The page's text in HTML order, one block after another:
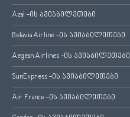
Azal -ის ავიაბილეთები
Belavia Airline -ის ავიაბილეთები
Aegean Airlines -ის ავიაბილეთები
SunExpress -ის ავიაბილეთები
Air France -ის ავიაბილეთები